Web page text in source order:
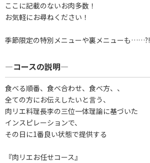
ここに記載のないお肉多数！
お気軽にお尋ねください！
季節限定の特別メニューや裏メニューも……?!
―コースの説明―
食べる順番、食べ合わせ、食べ方、、
全ての方にお伝えしたいと言う、
肉リエ料理長李の三位一体理論に基づいた
インスピレーションで、
その日に1番良い状態で提供する
『肉リエお任せコース』